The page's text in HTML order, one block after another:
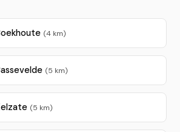
(4 km)
(5 km)
(5 km)